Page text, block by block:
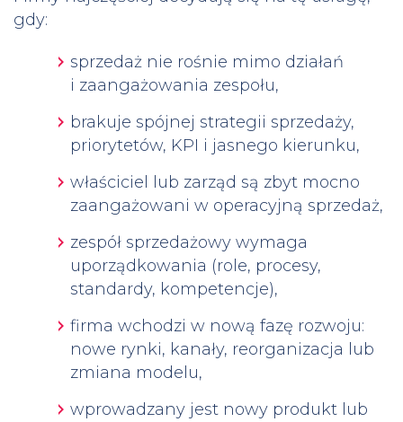
gdy:
sprzedaż nie rośnie mimo działań
i zaangażowania zespołu,
brakuje spójnej strategii sprzedaży,
priorytetów, KPI i jasnego kierunku,
właściciel lub zarząd są zbyt mocno
zaangażowani w operacyjną sprzedaż,
zespół sprzedażowy wymaga
uporządkowania (role, procesy,
standardy, kompetencje),
firma wchodzi w nową fazę rozwoju:
nowe rynki, kanały, reorganizacja lub
zmiana modelu,
wprowadzany jest nowy produkt lub